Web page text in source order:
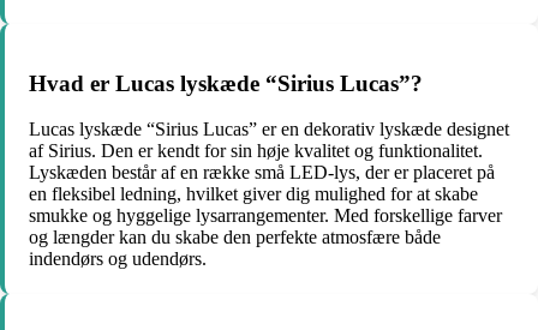
Hvad er Lucas lyskæde “Sirius Lucas”?
Lucas lyskæde “Sirius Lucas” er en dekorativ lyskæde designet
af Sirius. Den er kendt for sin høje kvalitet og funktionalitet.
Lyskæden består af en række små LED-lys, der er placeret på
en fleksibel ledning, hvilket giver dig mulighed for at skabe
smukke og hyggelige lysarrangementer. Med forskellige farver
og længder kan du skabe den perfekte atmosfære både
indendørs og udendørs.